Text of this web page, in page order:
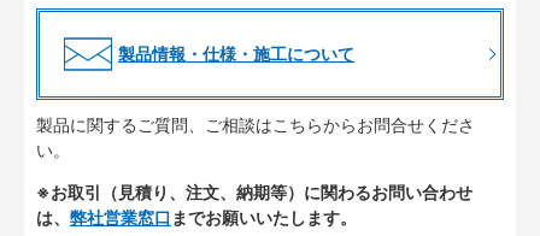
製品情報・仕様・施工について
製品に関するご質問、ご相談はこちらからお問合せくださ
い。
※お取引（見積り、注文、納期等）に関わるお問い合わせ
は、 弊社営業窓口 までお願いいたします。